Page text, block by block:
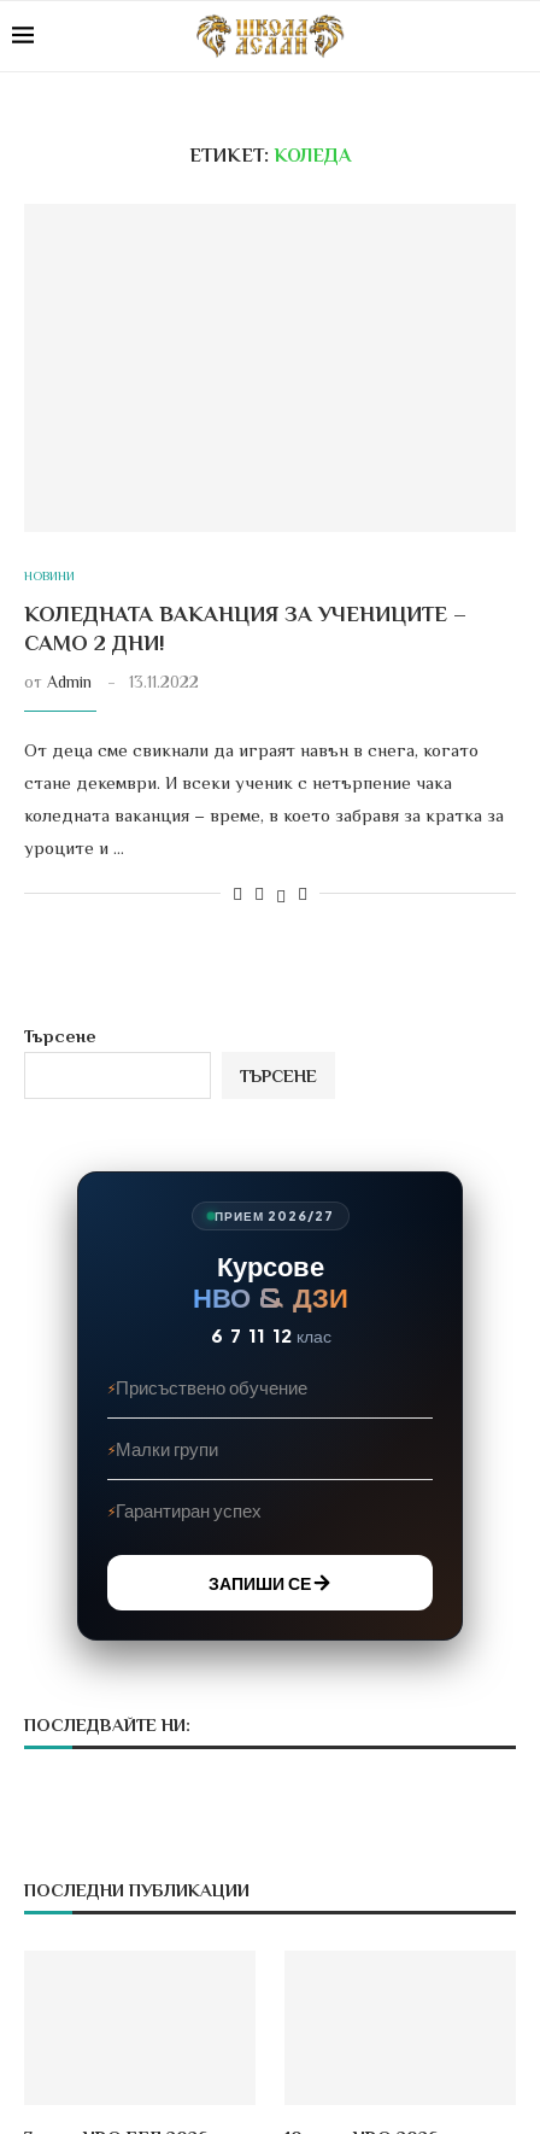
ЕТИКЕТ: КОЛЕДА
НОВИНИ
КОЛЕДНАТА ВАКАНЦИЯ ЗА УЧЕНИЦИТЕ –
САМО 2 ДНИ!
от Admin 13.11.2022
От деца сме свикнали да играят навън в снега, когато
стане декември. И всеки ученик с нетърпение чака
коледната ваканция – време, в което забравя за кратка за
уроците и …
Търсене
ТЪРСЕНЕ
ПРИЕМ 2026/27
Курсове
НВО & ДЗИ
6 7 11 12 клас
Присъствено обучение
Малки групи
Гарантиран успех
ЗАПИШИ СЕ
ПОСЛЕДВАЙТЕ НИ:
ПОСЛЕДНИ ПУБЛИКАЦИИ